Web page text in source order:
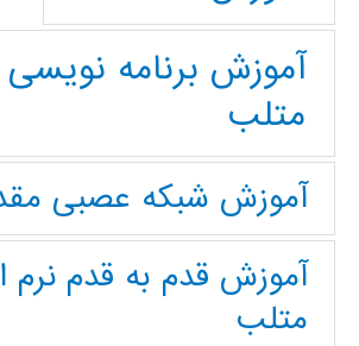
آموزش برنامه نویسی
متلب
آموزش شبکه عصبی
آموزش قدم به قدم نرم
متلب